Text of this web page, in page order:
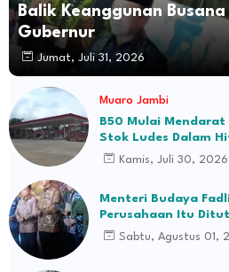
Balik Keanggunan
Gubernur
Jumat, Juli 31, 2026
Muaro Jambi
B50 Mulai Mendarat
Stok Ludes Dalam
Kamis, Juli 30, 2026
Menteri Budaya
Perusahaan Itu
Sabtu, Agustus 01,